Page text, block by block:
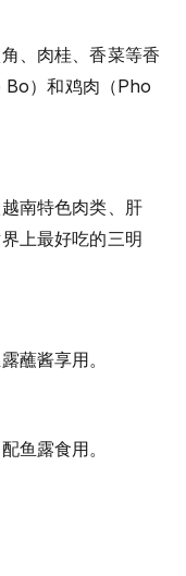
、肉桂、香菜等香
Bo）和鸡肉（Pho
南特色肉类、肝
上最好吃的三明
蘸酱享用。
鱼露食用。